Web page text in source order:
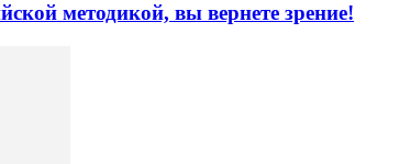
методикой, вы вернете зрение!